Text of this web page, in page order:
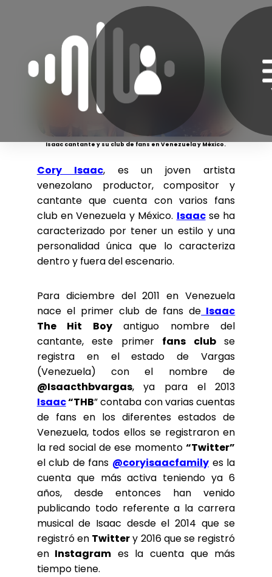
Isaac cantante y su club de fans en Venezuela y México.
Cory Isaac, es un joven artista
venezolano productor, compositor y
cantante que cuenta con varios fans
club en Venezuela y México. Isaacse ha
caracterizado por tener un estilo y una
personalidad única que lo caracteriza
dentro y fuera del escenario.
Para diciembre del 2011 en Venezuela
nace el primer club de fans de Isaac
The Hit Boyantiguo nombre del
cantante, este primer fans clubse
registra en el estado de Vargas
(Venezuela) con el nombre de
@Isaacthbvargas, ya para el 2013
Isaac“THB” contaba con varias cuentas
de fans en los diferentes estados de
Venezuela, todos ellos se registraron en
la red social de ese momento“Twitter”
el club de fans @coryisaacfamily es la
cuenta que más activa teniendo ya 6
años, desde entonces han venido
publicando todo referente a la carrera
musical de Isaac desde el 2014 que se
registró en Twittery 2016 que se registró
enInstagram es la cuenta que más
tiempo tiene.